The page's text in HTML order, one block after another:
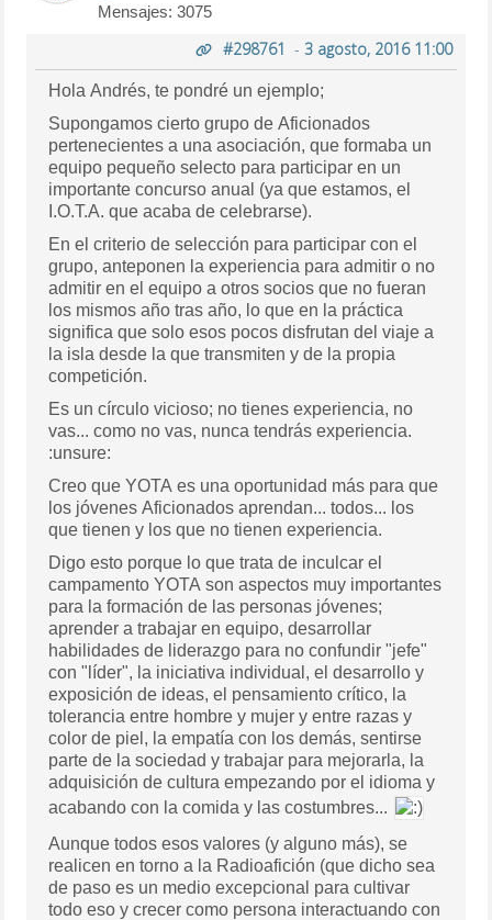
Mensajes: 3075
#298761 - 3 agosto, 2016 11:00
Hola Andrés, te pondré un ejemplo;
Supongamos cierto grupo de Aficionados
pertenecientes a una asociación, que formaba un
equipo pequeño selecto para participar en un
importante concurso anual (ya que estamos, el
I.O.T.A. que acaba de celebrarse).
En el criterio de selección para participar con el
grupo, anteponen la experiencia para admitir o no
admitir en el equipo a otros socios que no fueran
los mismos año tras año, lo que en la práctica
significa que solo esos pocos disfrutan del viaje a
la isla desde la que transmiten y de la propia
competición.
Es un círculo vicioso; no tienes experiencia, no
vas... como no vas, nunca tendrás experiencia.
:unsure:
Creo que YOTA es una oportunidad más para que
los jóvenes Aficionados aprendan... todos... los
que tienen y los que no tienen experiencia.
Digo esto porque lo que trata de inculcar el
campamento YOTA son aspectos muy importantes
para la formación de las personas jóvenes;
aprender a trabajar en equipo, desarrollar
habilidades de liderazgo para no confundir "jefe"
con "líder", la iniciativa individual, el desarrollo y
exposición de ideas, el pensamiento crítico, la
tolerancia entre hombre y mujer y entre razas y
color de piel, la empatía con los demás, sentirse
parte de la sociedad y trabajar para mejorarla, la
adquisición de cultura empezando por el idioma y
acabando con la comida y las costumbres...
Aunque todos esos valores (y alguno más), se
realicen en torno a la Radioafición (que dicho sea
de paso es un medio excepcional para cultivar
todo eso y crecer como persona interactuando con